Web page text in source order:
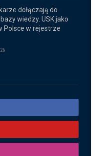
dołączają do
wiedzy. USK jako
Polsce w rejestrze